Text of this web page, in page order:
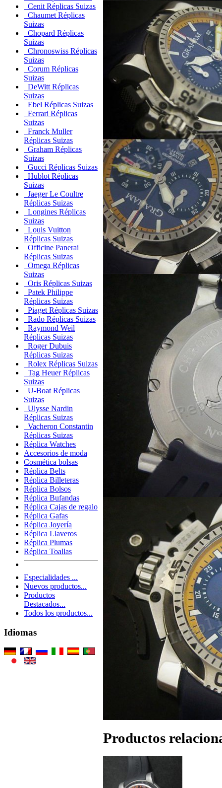
Cenit Réplicas Suizas
Chaumet Réplicas
Suizas
Chopard Réplicas
Suizas
Chronoswiss Réplicas
Suizas
Corum Réplicas
Suizas
DeWitt Réplicas
Suizas
Ebel Réplicas Suizas
Ferrari Réplicas
Suizas
Franck Muller
Réplicas Suizas
Graham Réplicas
Suizas
Gucci Réplicas Suizas
Hublot Réplicas
Suizas
Jaeger Le Coultre
Réplicas Suizas
Longines Réplicas
Suizas
Louis Vuitton
Réplicas Suizas
Officine Panerai
Réplicas Suizas
Omega Réplicas
Suizas
Oris Réplicas Suizas
Patek Philippe
Réplicas Suizas
Piaget Réplicas Suizas
Rado Réplicas Suizas
Raymond Weil
Réplicas Suizas
Roger Dubuis
Réplicas Suizas
Rolex Réplicas Suizas
Tag Heuer Réplicas
Suizas
U-Boat Réplicas
Suizas
Ulysse Nardin
Réplicas Suizas
Vacheron Constantin
Réplicas Suizas
Réplica Watches
Accesorios de moda
Cosmética bolsas
Réplica Belts
Réplica Billeteras
Réplica Bolsos
Réplica Bufandas
Réplica Cajas de regalo
Réplica Gafas
Réplica Joyería
Réplica Llaveros
Réplica Plumas
Réplica Toallas
Especialidades ...
Nuevos productos...
Productos
Destacados...
Todos los productos...
Idiomas
Productos